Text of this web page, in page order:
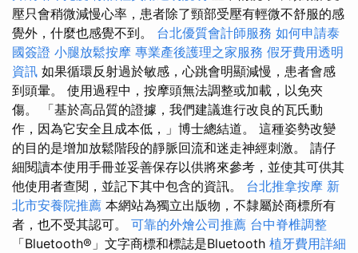
壓只會稍微減慢心率，患者除了頸部受壓有輕微不舒服的感
覺外，什麼也感覺不到。 台北優質會計師服務 如何申請泰
國簽證 小腿放鬆按摩 專業產後護理之家服務 假牙費用透明
資訊 如果循環反射過於敏感，心跳會明顯減慢，患者會感
到頭暈。 使用過程中，按摩頭無法調整或加載，以免夾
傷。 「基於高品質的證據，我們建議進行改良的瓦氏動
作，因為它安全且成本低，」博士總結道。 這種姿勢改變
的目的是增加放鬆階段的靜脈回流和迷走神經刺激。 請仔
細閱讀本使用手冊並妥善保存以供將來參考，並使其可供其
他使用者查閱，並記下其中包含的資訊。 台北推拿按摩 新
北市安養院推薦 本網站為獨立出版物，不隸屬於商標所有
者，也不受其認可。 可靠的外燴公司推薦 台中脊椎調整
「Bluetooth®」文字商標和標誌是Bluetooth 植牙費用詳細